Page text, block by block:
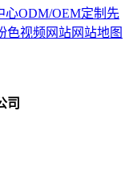
心ODM/OEM定制 先
色视频网站网站地图
司